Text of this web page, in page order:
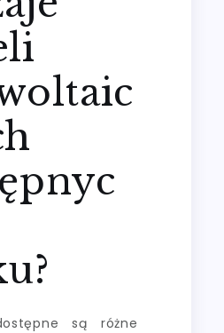
są różne